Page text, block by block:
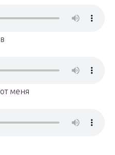
меня